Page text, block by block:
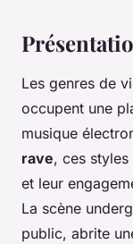
Les genres de
occupent une
musique
rave, ces
et leur
La scène
public, abrite